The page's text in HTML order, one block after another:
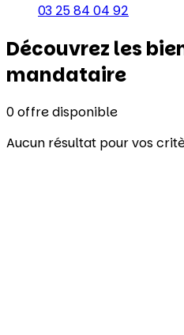
03 25 84 04 92
Découvrez les
mandataire
0offre disponible
Aucun résultat pour vos